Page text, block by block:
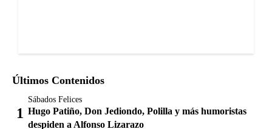
Últimos Contenidos
Sábados Felices
Hugo Patiño, Don Jediondo, Polilla y más humoristas
despiden a Alfonso Lizarazo